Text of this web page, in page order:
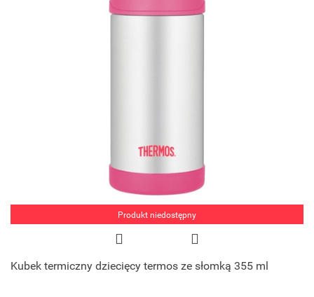
Produkt niedostępny
Kubek termiczny dziecięcy termos ze słomką 355 ml